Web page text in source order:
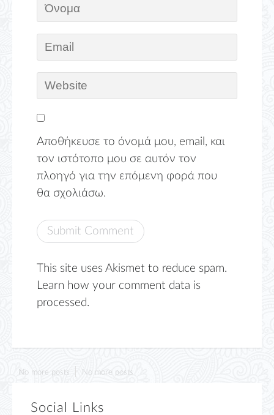
Αποθήκευσε το όνομά μου, email, και
τον ιστότοπο μου σε αυτόν τον
πλοηγό για την επόμενη φορά που
θα σχολιάσω.
This site uses Akismet to reduce spam.
Learn how your comment data is
processed.
No more posts No more posts
Social Links